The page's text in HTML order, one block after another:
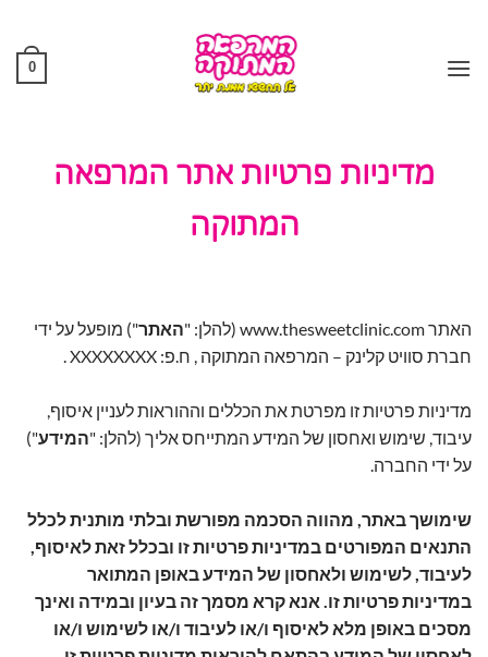
content
0
מדיניות פרטיות אתר המרפאה
המתוקה
האתרwww.thesweetclinic.com (להלן: "האתר") מופעל על ידי
חברת סוויט קלינק – המרפאה המתוקה , ח.פ: XXXXXXXX .
מדיניות פרטיות זו מפרטת את הכללים וההוראות לעניין איסוף,
עיבוד, שימוש ואחסון של המידע המתייחס אליך (להלן: "המידע")
על ידי החברה.
שימושך באתר, מהווה הסכמה מפורשת ובלתי מותנית לכלל
התנאים המפורטים במדיניות פרטיות זו ובכלל זאת לאיסוף,
לעיבוד, לשימוש ולאחסון של המידע באופן המתואר
במדיניות פרטיות זו. אנא קרא מסמך זה בעיון ובמידה ואינך
מסכים באופן מלא לאיסוף ו/או לעיבוד ו/או לשימוש ו/או